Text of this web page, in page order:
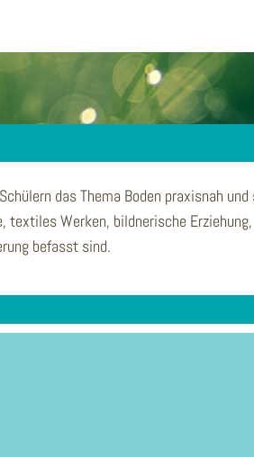
das Thema Boden praxisnah und
textiles Werken, bildnerische
befasst sind.